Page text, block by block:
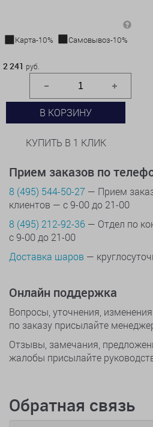
Карта-10%
Самовывоз-10%
2 241 руб.
В КОРЗИНУ
КУПИТЬ В 1 КЛИК
Прием заказов по
8 (495) 544-50-27 — Прием
клиентов — с 9-00 до 21-00
8 (495) 212-92-36 — Отдел по
с 9-00 до 21-00
Доставка шаров —
Онлайн поддержка
Вопросы, уточнения, изменения
по заказу присылайте
Отзывы, замечания,
жалобы присылайте
Обратная связь